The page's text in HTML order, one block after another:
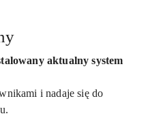
aktualny system
i nadaje się do